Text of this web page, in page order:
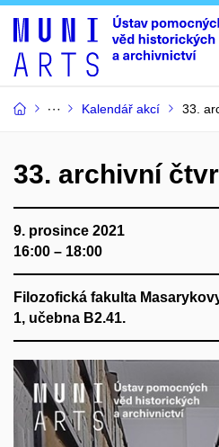
Kalendář akcí 33.
33. archivní
9. prosince 2021
16:00 – 18:00
Filozofická fakulta
1, učebna B2.41.